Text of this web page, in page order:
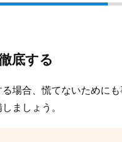
底する
場合、慌てないためにも
ましょう。